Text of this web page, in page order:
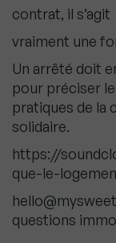
contrat, il s’agit
vraiment une
Un arrêté doit
pour préciser
pratiques de la
solidaire.
https://
que-le-
questions